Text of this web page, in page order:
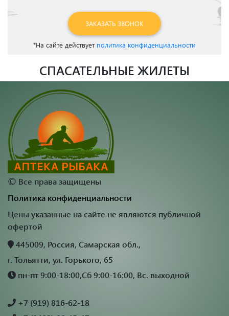
ЗАКАЗАТЬ ЗВОНОК
*На сайте действует политика конфиденциальности
СПАСАТЕЛЬНЫЕ ЖИЛЕТЫ
© Все права защищены
Политика конфиденциальности
Цены указанные на сайте не являются публичной
офертой
445009, Россия, Самарская обл.,
г. Тольятти, ул. Горького, 65
пн-пт 9:00-18:00,Сб 9:00-16:00, Вс. выходной
+7 (919) 816-62-18